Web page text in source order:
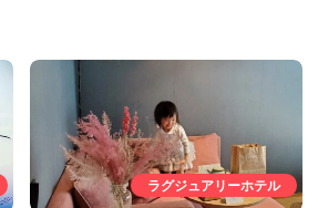
ラグジュアリーホテル